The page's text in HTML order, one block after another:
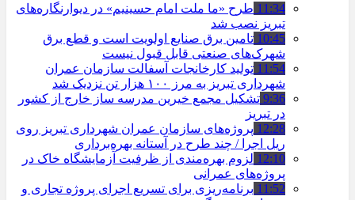
11:34 طرح «ما ملت امام حسینیم» در دیوارنگاره‌های
تبریز نصب شد
10:45 تامین برق صنایع اولویت است و قطع برق
شهرک‌های صنعتی قابل قبول نیست
11:54 تولید کارخانجات آسفالت سازمان عمران
شهرداری تبریز به مرز ۱۰۰ هزار تن نزدیک شد
9:36 تشکیل مجمع خیرین مدرسه ‌ساز خارج از کشور
در تبریز
12:28 پروژه‌های سازمان عمران شهرداری تبریز روی
ریل اجرا / چند طرح در آستانه بهره‌برداری
12:10 لزوم بهره‌مندی از ظرفیت آزمایشگاه خاک در
پروژه‌های عمرانی
11:52 برنامه‌ریزی برای تسریع اجرای پروژه تجاری و